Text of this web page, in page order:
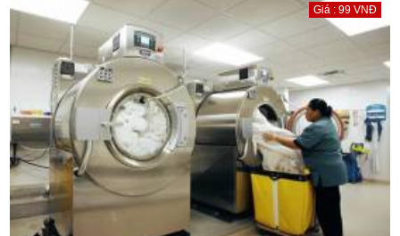
Giá : 99 VNĐ